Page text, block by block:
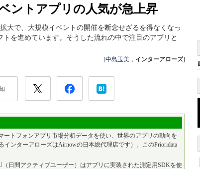
ントアプリの人気が急上昇
大で、大規模イベントの開催を断念せざるを得なくなっ
を進めています。そうした流れの中で注目のアプリと
[中島玉美 ， インターアローズ]
ートフォンアプリ市場分析データを使い、世界のアプリの動向を
ンターアローズはAirnowの日本総代理店です）。このPrioridata
日間アクティブユーザー）はアプリに実装された測定用SDKを使